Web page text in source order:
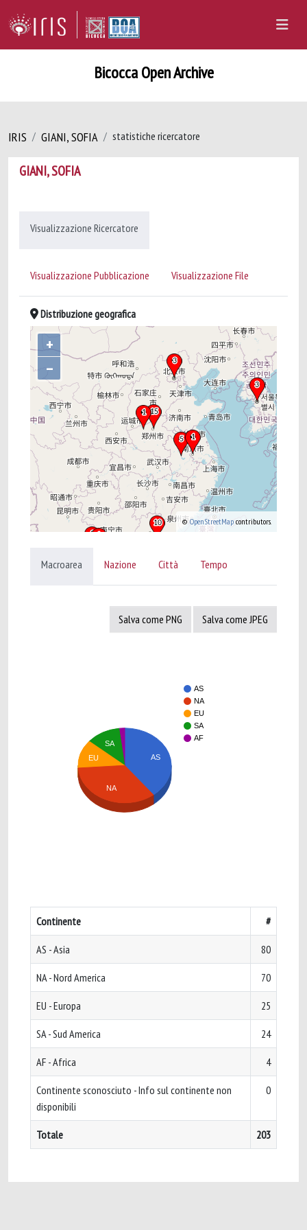
Bicocca Open Archive
IRIS GIANI, SOFIA statistiche ricercatore
GIANI, SOFIA
Visualizzazione Ricercatore
Visualizzazione Pubblicazione Visualizzazione File
Distribuzione geografica
+
–
©OpenStreetMap contributors.
Macroarea Nazione Città Tempo
Salva come PNG Salva come JPEG
AS
NA
EU
SA
AF
AS
SA
EU
NA
Continente #
AS - Asia 80
NA - Nord America 70
EU - Europa 25
SA - Sud America 24
AF - Africa 4
Continente sconosciuto - Info sul continente non
disponibili
0
Totale 203